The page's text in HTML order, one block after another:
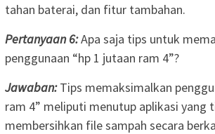
tahan baterai, dan fitur tambahan.
Pertanyaan 6:Apa saja tips untuk
penggunaan “hp 1 jutaan ram 4”?
Jawaban:Tips memaksimalkan
ram 4” meliputi menutup aplikasi yang
membersihkan file sampah secara